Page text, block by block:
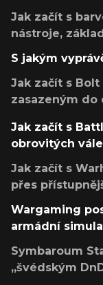
Jak začít s
nástroje,
S jakým
Jak začít s
zasazeným do
Jak začít s
obrovitých
Jak začít s
přes
Wargaming
armádní
Symbaroum
„švédským